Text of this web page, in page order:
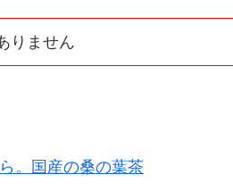
りません
。国産の桑の葉茶